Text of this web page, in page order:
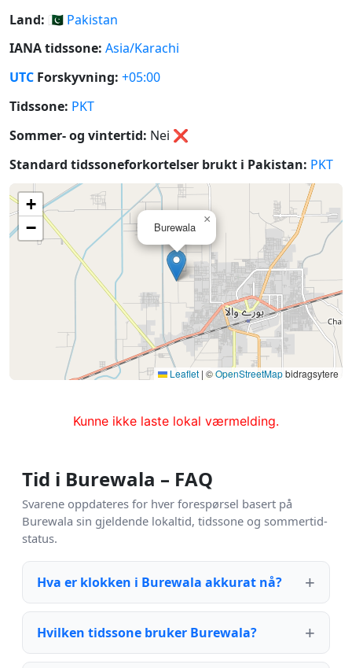
Land: 🇵🇰 Pakistan
IANA tidssone: Asia/Karachi
UTC Forskyvning: +05:00
Tidssone: PKT
Sommer- og vintertid: Nei ❌
Standard tidssoneforkortelser brukt i Pakistan: PKT
Burewala
×
+
−
Leaflet | ©OpenStreetMapbidragsytere
Kunne ikke laste lokal værmelding.
Tid i Burewala – FAQ
Svarene oppdateres for hver forespørsel basert på
Burewala sin gjeldende lokaltid, tidssone og sommertid-
status.
Hva er klokken i Burewala akkurat nå?
Hvilken tidssone bruker Burewala?